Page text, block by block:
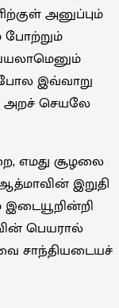
அனுப்பும்
இவ்வாறு
அறச் செயலே
எமது சூழலை
இறுதி
பெயரால்
சாந்தியடையச்